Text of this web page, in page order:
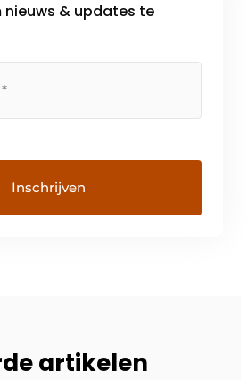
nieuws & updates te
artikelen